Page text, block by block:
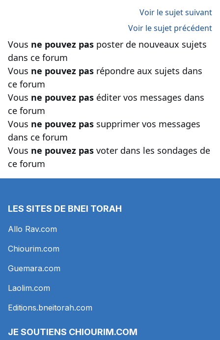
Voir le sujet suivant
Voir le sujet précédent
Vous ne pouvez pas poster de nouveaux sujets
dans ce forum
Vous ne pouvez pas répondre aux sujets dans
ce forum
Vous ne pouvez pas éditer vos messages dans
ce forum
Vous ne pouvez pas supprimer vos messages
dans ce forum
Vous ne pouvez pas voter dans les sondages de
ce forum
LES SITES DE BNEI TORAH
Allo Rav.com
Chiourim.com
Guemara.com
Laolim.com
Editions.bneitorah.com
JE SOUTIENS CHIOURIM.COM